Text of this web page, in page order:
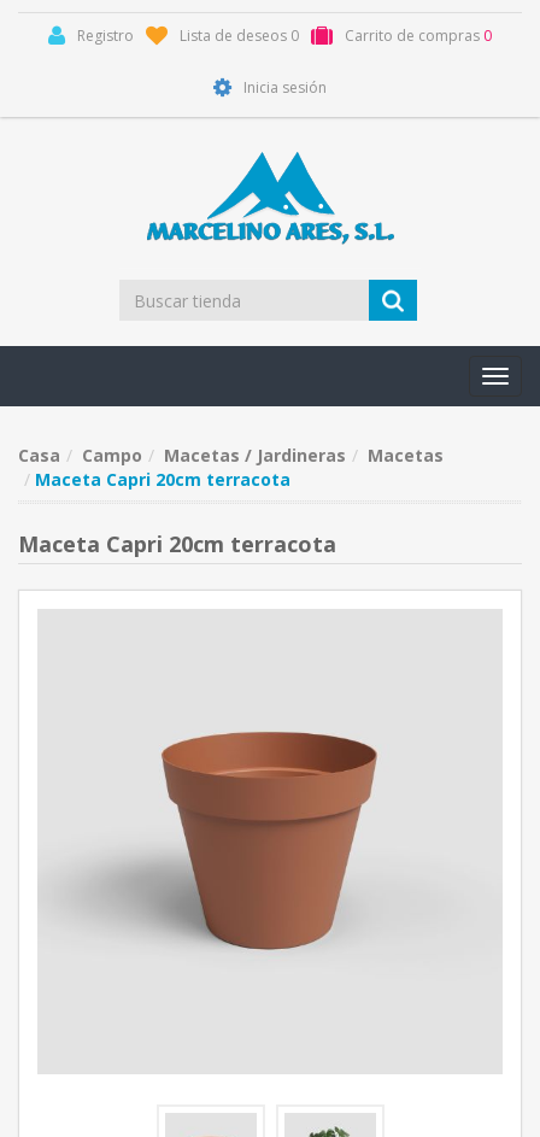
Registro Lista de deseos 0 Carrito de compras 0
Inicia sesión
Casa Campo Macetas / Jardineras
Macetas
Maceta Capri 20cm terracota
Maceta Capri 20cm terracota